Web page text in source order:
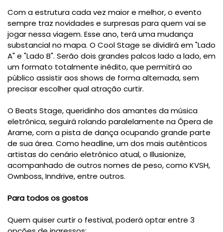
Com a estrutura cada vez maior e melhor, o evento
sempre traz novidades e surpresas para quem vai se
jogar nessa viagem. Esse ano, terá uma mudança
substancial no mapa. O Cool Stage se dividirá em "Lado
A" e "Lado B". Serão dois grandes palcos lado a lado, em
um formato totalmente inédito, que permitirá ao
público assistir aos shows de forma alternada, sem
precisar escolher qual atração curtir.
O Beats Stage, queridinho dos amantes da música
eletrônica, seguirá rolando paralelamente na Ópera de
Arame, com a pista de dança ocupando grande parte
de sua área. Como headline, um dos mais autênticos
artistas do cenário eletrônico atual, o Illusionize,
acompanhado de outros nomes de peso, como KVSH,
Ownboss, Inndrive, entre outros.
Para todos os gostos
Quem quiser curtir o festival, poderá optar entre 3